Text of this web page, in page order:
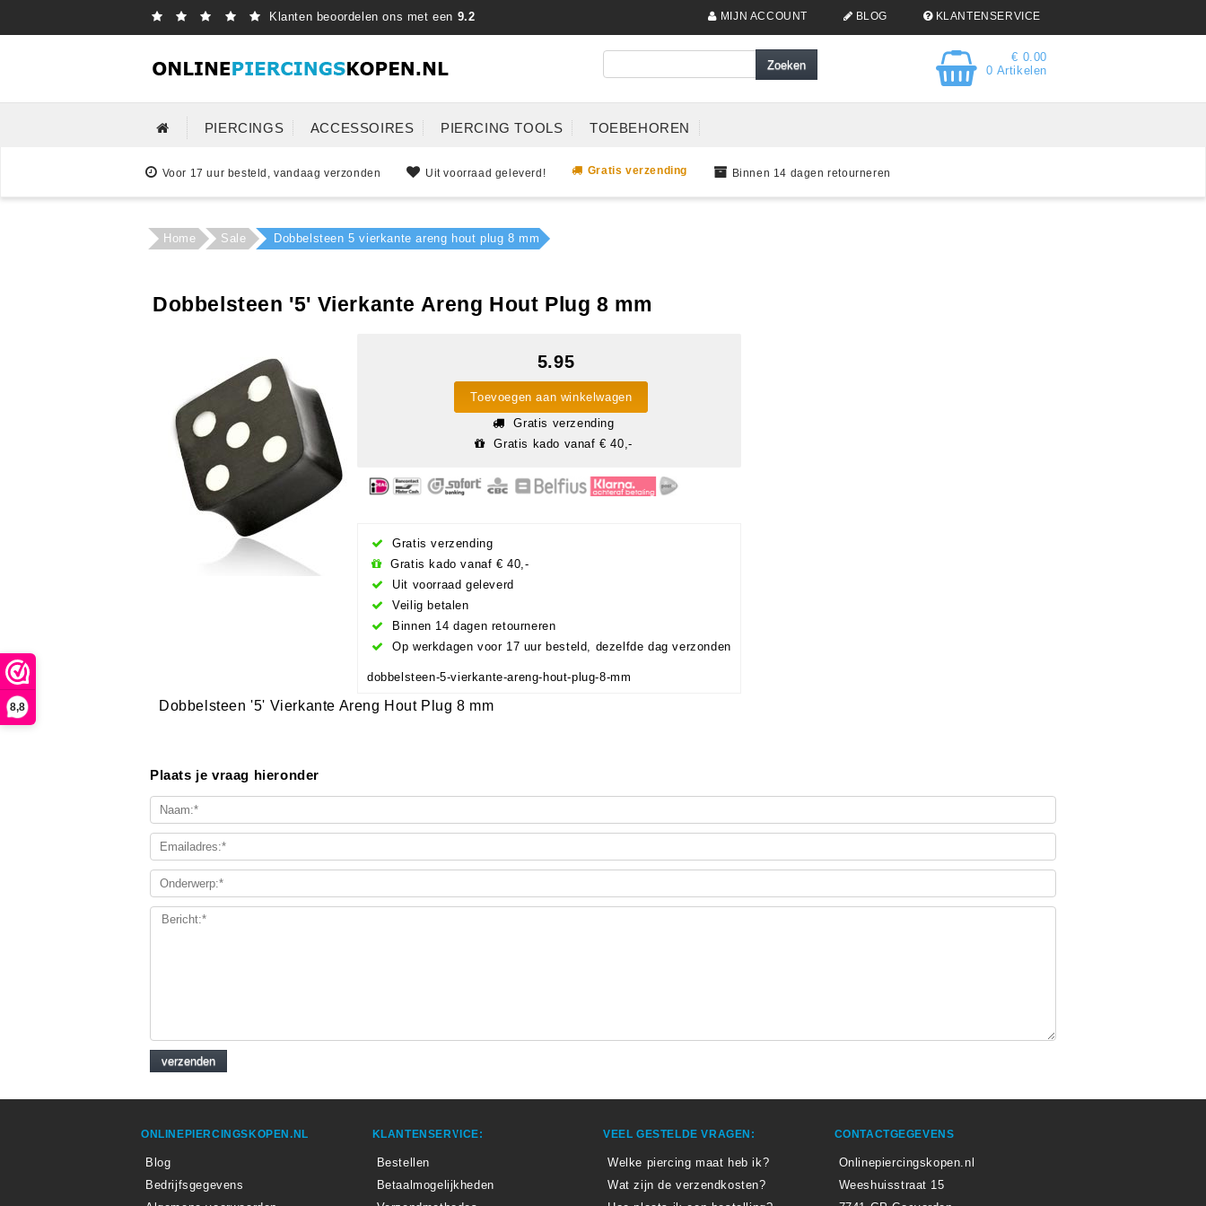
8,8
Klanten beoordelen ons met een 9.2 MIJN ACCOUNT BLOG KLANTENSERVICE
€ 0.00
0 Artikelen
PIERCINGS ACCESSOIRES PIERCING TOOLS TOEBEHOREN
Voor 17 uur besteld, vandaag verzonden Uit voorraad geleverd! Gratis verzending Binnen 14 dagen retourneren
Home Sale Dobbelsteen 5 vierkante areng hout plug 8 mm
Dobbelsteen '5' Vierkante Areng Hout Plug 8 mm
5.95
Toevoegen aan winkelwagen
Gratis verzending
Gratis kado vanaf € 40,-
Gratis verzending
Gratis kado vanaf € 40,-
Uit voorraad geleverd
Veilig betalen
Binnen 14 dagen retourneren
Op werkdagen voor 17 uur besteld, dezelfde dag verzonden
dobbelsteen-5-vierkante-areng-hout-plug-8-mm
Dobbelsteen '5' Vierkante Areng Hout Plug 8 mm
Plaats je vraag hieronder
ONLINEPIERCINGSKOPEN.NL
Blog
Bedrijfsgegevens
KLANTENSERVICE:
Bestellen
Betaalmogelijkheden
VEEL GESTELDE VRAGEN:
Welke piercing maat heb ik?
Wat zijn de verzendkosten?
CONTACTGEGEVENS
Onlinepiercingskopen.nl
Weeshuisstraat 15